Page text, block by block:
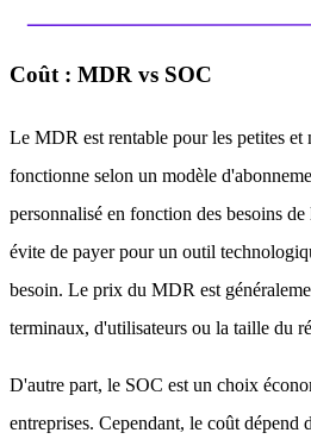
Coût : MDR vs SOC
Le MDR est rentable pour les petites et
fonctionne selon un modèle
personnalisé en fonction des besoins
évite de payer pour un outil
besoin. Le prix du MDR est
terminaux, d'utilisateurs ou la taille du
D'autre part, le SOC est un choix
entreprises. Cependant, le coût dépend